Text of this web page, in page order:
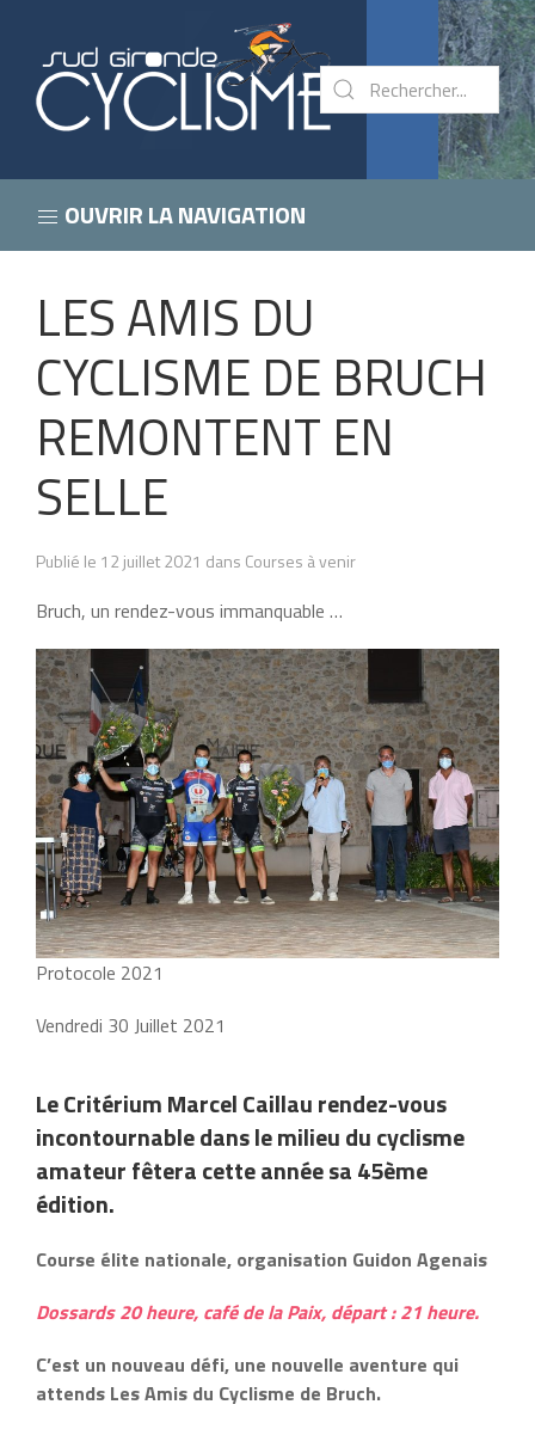
OUVRIR LA NAVIGATION
LES AMIS DU
CYCLISME DE BRUCH
REMONTENT EN
SELLE
Publié le 12 juillet 2021 dans Courses à venir
Bruch, un rendez-vous immanquable …
Protocole 2021
Vendredi 30 Juillet 2021
Le Critérium Marcel Caillau rendez-vous
incontournable dans le milieu du cyclisme
amateur fêtera cette année sa 45ème
édition.
Course élite nationale, organisation Guidon Agenais
Dossards 20 heure, café de la Paix, départ : 21 heure.
C’est un nouveau défi, une nouvelle aventure qui
attends Les Amis du Cyclisme de Bruch.